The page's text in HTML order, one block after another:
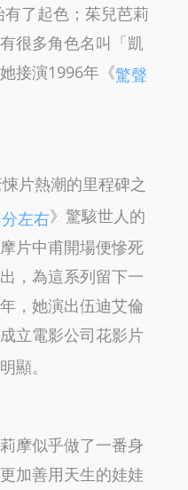
了起色；茱兒芭莉
很多角色名叫「凱
接演1996年《驚聲
片熱潮的里程碑之
左右》驚駭世人的
片中甫開場便慘死
，為這系列留下一
，她演出伍迪艾倫
立電影公司花影片
顯。
摩似乎做了一番身
加善用天生的娃娃